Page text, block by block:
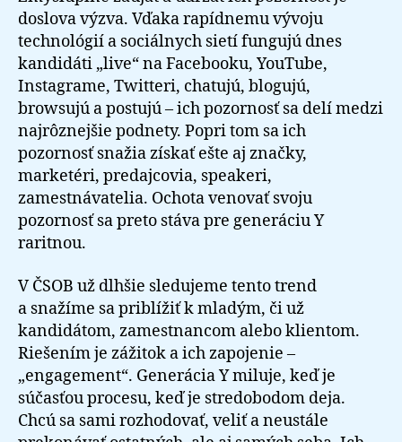
doslova výzva. Vďaka rapídnemu vývoju
technológií a sociálnych sietí fungujú dnes
kandidáti „live“ na Facebooku, YouTube,
Instagrame, Twitteri, chatujú, blogujú,
browsujú a postujú – ich pozornosť sa delí medzi
najrôznejšie podnety. Popri tom sa ich
pozornosť snažia získať ešte aj značky,
marketéri, predajcovia, speakeri,
zamestnávatelia. Ochota venovať svoju
pozornosť sa preto stáva pre generáciu Y
raritnou.
V ČSOB už dlhšie sledujeme tento trend
a snažíme sa priblížiť k mladým, či už
kandidátom, zamestnancom alebo klientom.
Riešením je zážitok a ich zapojenie –
„engagement“. Generácia Y miluje, keď je
súčasťou procesu, keď je stredobodom deja.
Chcú sa sami rozhodovať, veliť a neustále